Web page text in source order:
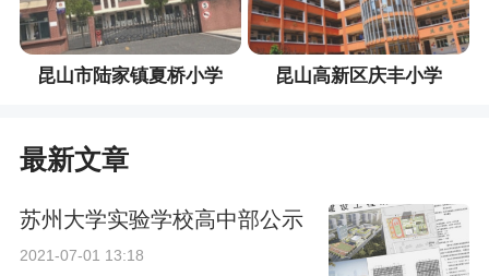
昆山市陆家镇夏桥小学 昆山高新区庆丰小学
最新文章
苏州大学实验学校高中部公示
2021-07-01 13:18